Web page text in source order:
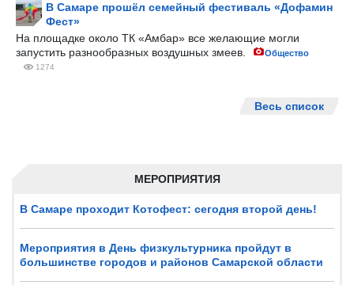
МЕРОПРИЯТИЯ
В Самаре проходит Котофест: сегодня второй день!
Мероприятия в День физкультурника пройдут в
большинстве городов и районов Самарской области
В Самаре прошёл семейный фестиваль «Дофамин
Фест»
На площадке около ТК «Амбар» все желающие могли
запустить разнообразных воздушных змеев.
Общество
1274
Весь список